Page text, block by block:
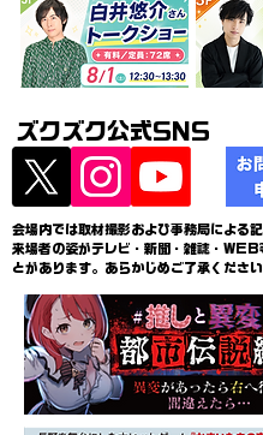
ズクズク公式SNS
会場内では取材撮影および事務局による記
来場者の姿がテレビ・新聞・雑誌・WEB
とがあります。あらかじめご了承ください